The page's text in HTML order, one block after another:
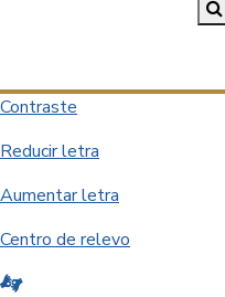
Contraste
Reducir letra
Aumentar letra
Centro de relevo